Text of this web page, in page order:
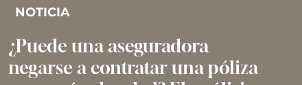
NOTICIA
¿Puede una aseguradora
negarse a contratar una póliza